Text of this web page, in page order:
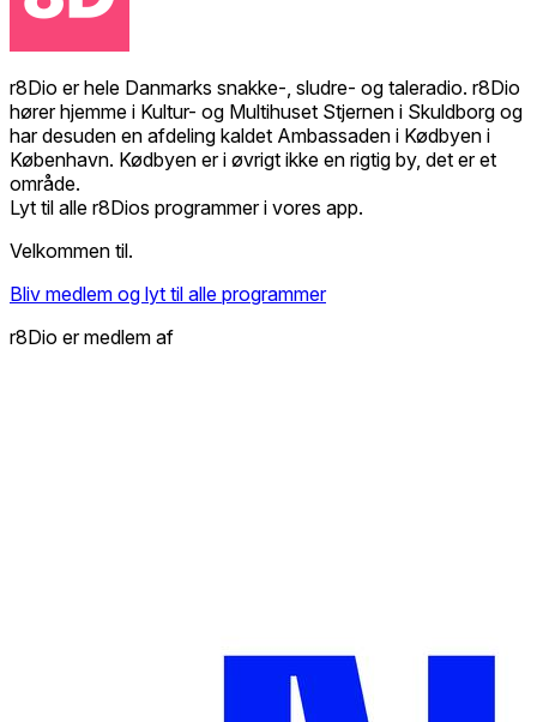
r8Dio er hele Danmarks snakke-, sludre- og taleradio. r8Dio
hører hjemme i Kultur- og Multihuset Stjernen i Skuldborg og
har desuden en afdeling kaldet Ambassaden i Kødbyen i
København. Kødbyen er i øvrigt ikke en rigtig by, det er et
område.
Lyt til alle r8Dios programmer i vores app.
Velkommen til.
Bliv medlem og lyt til alle programmer
r8Dio er medlem af